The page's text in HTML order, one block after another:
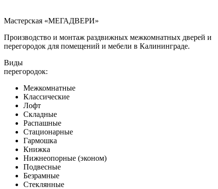
Мастерская «МЕГАДВЕРИ»
Производство и монтаж раздвижных межкомнатных дверей и
перегородок для помещений и мебели в Калининграде.
Виды
перегородок:
Межкомнатные
Классические
Лофт
Складные
Распашные
Стационарные
Гармошка
Книжка
Нижнеопорные (эконом)
Подвесные
Безрамные
Стеклянные